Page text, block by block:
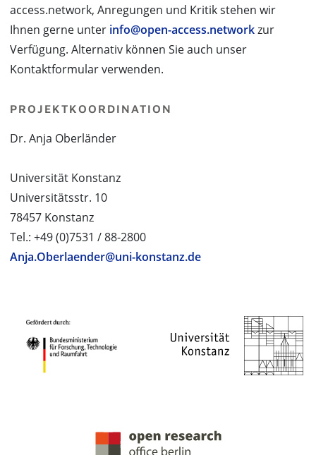
access.network, Anregungen und Kritik stehen wir
Ihnen gerne unter info@open-access.networkzur
Verfügung. Alternativ können Sie auch unser
Kontaktformular verwenden.
PROJEKTKOORDINATION
Dr. Anja Oberländer
Universität Konstanz
Universitätsstr. 10
78457 Konstanz
Tel.: +49 (0)7531 / 88-2800
Anja.Oberlaender@uni-konstanz.de